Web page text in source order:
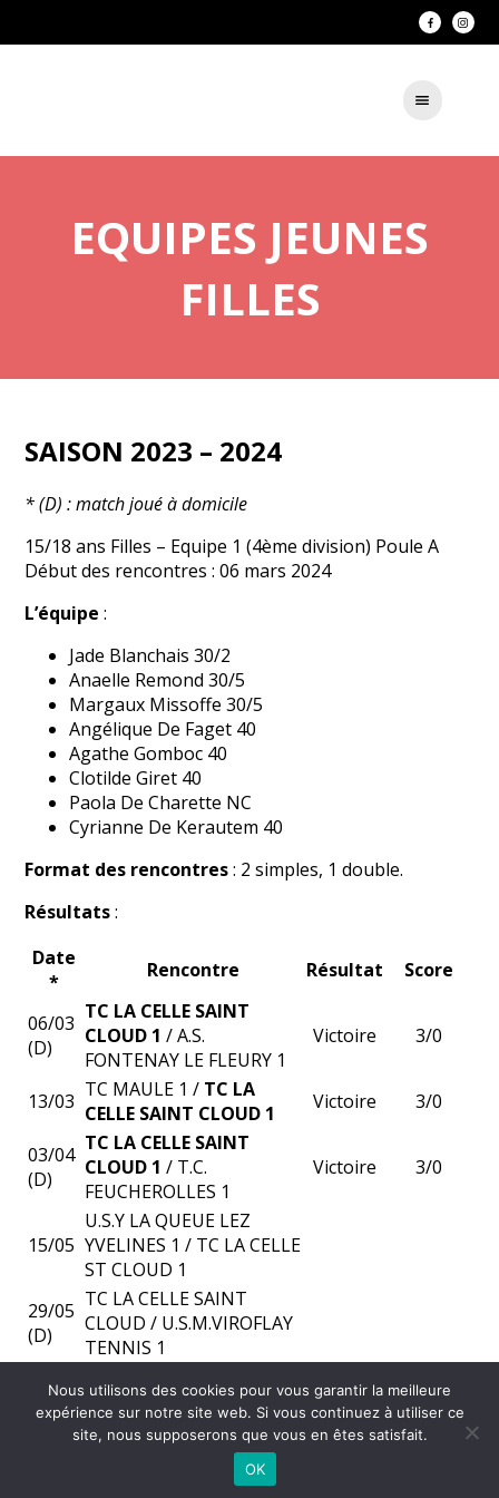
EQUIPES JEUNES
FILLES
SAISON 2023 – 2024
* (D) : match joué à domicile
15/18 ans Filles – Equipe 1 (4ème division) Poule A
Début des rencontres : 06 mars 2024
L’équipe:
Jade Blanchais 30/2
Anaelle Remond 30/5
Margaux Missoffe 30/5
Angélique De Faget 40
Agathe Gomboc 40
Clotilde Giret 40
Paola De Charette NC
Cyrianne De Kerautem 40
Format des rencontres: 2 simples, 1 double.
Résultats:
Date
*
Rencontre Résultat Score
06/03
(D)
TC LA CELLE SAINT
CLOUD 1 / A.S.
FONTENAY LE FLEURY 1
Victoire 3/0
13/03 TC MAULE 1 / TC LA
CELLE SAINT CLOUD 1
Victoire 3/0
03/04
(D)
TC LA CELLE SAINT
CLOUD 1 / T.C.
FEUCHEROLLES 1
Victoire 3/0
15/05
U.S.Y LA QUEUE LEZ
YVELINES 1 / TC LA CELLE
ST CLOUD 1
29/05
(D)
TC LA CELLE SAINT
CLOUD / U.S.M.VIROFLAY
TENNIS 1
2026 - Tennis Club La Celle Saint-Cloud | Site internet réalisé par
MENTIONS LÉGALES
Nous utilisons des cookies pour vous garantir la meilleure
expérience sur notre site web. Si vous continuez à utiliser ce
site, nous supposerons que vous en êtes satisfait.
OK